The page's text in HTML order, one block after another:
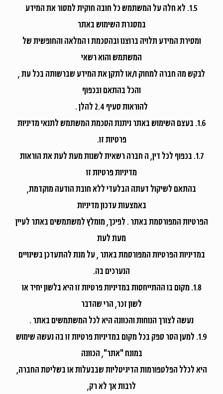
1.5. לא חלה על המשתמש כל חובה חוקית למסור את המידע
במסגרת השימוש באתר
ומסירת המידע תלויה ברוצנו ובהסכמת ו המלאה והחופשית של
המשתמש והוא רשאי
לבקש מה חברה למחוק ו/או לתקן את המידע שברשותה בכל עת ,
והכל בהתאם ובכפוף
להוראות סעיף 2.4 להלן .
1.6. בעצם השימוש באתר ניתנת הסכמת המשתמש לתנאי מדיניות
פרטיות זו.
1.7. בכפוף לכל דין, ה חברה רשאית לשנות מעת לעת את הוראות
מדיניות פרטיות זו
בהתאם לשיקול דעתה הבלעדי ללא חובת הודעה מוקדמת,
באמצעות עדכון מדיניות
הפרטיות המפורסמת באתר . לפיכך, מומלץ למשתמשים באתר לעיין
מעת לעת
במדיניות הפרטיות המפורסמת באתר , על מנת להתעדכן בשינויים
הנערכים בה.
1.8. מקום בו ההתייחסות במדיניות פרטיות זו היא בלשון יחיד או
לשון זכר, הרי שהדבר
נעשה לצורך הנוחות והכוונה היא לכל המשתמשים באתר .
1.9. למען הסר ספק בכל מקום במדיניות פרטיות זו בה נעשה שימוש
במונח "אתר", הכוונה
היא לכלל הפלטפורמות הדיגיטליות שבבעלות או בשליטת החברה,
לרבות אך לא רק,